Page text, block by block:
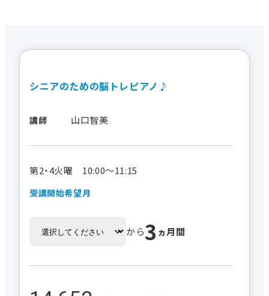
シニアのための脳トレピアノ♪
講師 山口智美
第2・4火曜 10:00～11:15
受講開始希望月
から3 ヵ月間